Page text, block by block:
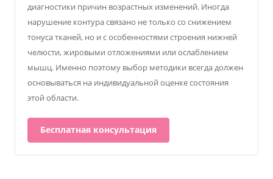
диагностики причин возрастных изменений. Иногда
нарушение контура связано не только со снижением
тонуса тканей, но и с особенностями строения нижней
челюсти, жировыми отложениями или ослаблением
мышц. Именно поэтому выбор методики всегда должен
основываться на индивидуальной оценке состояния
этой области.
Бесплатная консультация